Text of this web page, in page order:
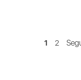
1 2